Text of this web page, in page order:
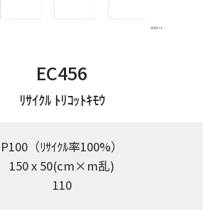
EC456
ﾘｻｲｸﾙ ﾄﾘｺｯﾄｷﾓｳ
P100（ﾘｻｲｸﾙ率100%）
150 x 50(cm×m乱)
110